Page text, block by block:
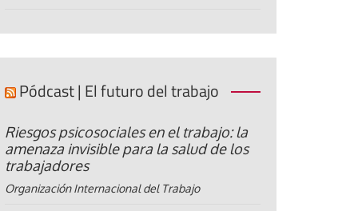
Pódcast | El futuro del trabajo
Riesgos psicosociales en el trabajo: la
amenaza invisible para la salud de los
trabajadores
Organización Internacional del Trabajo